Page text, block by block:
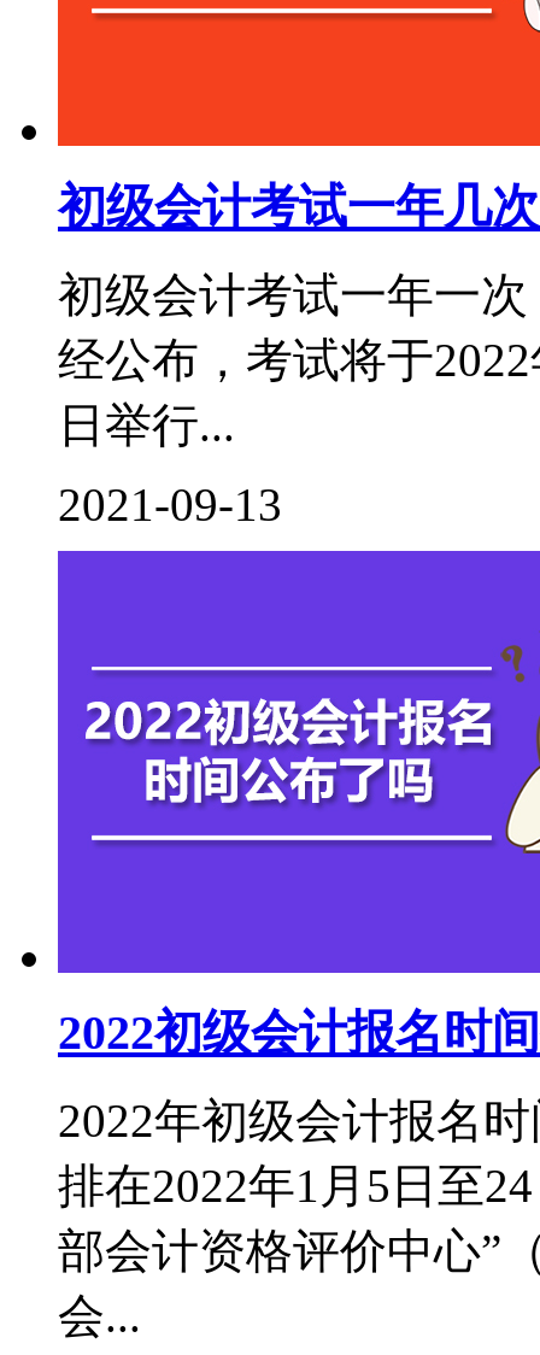
初级会计考试一年几
初级会计考试一年一
经公布，考试将于
日举行...
2021-09-13
2022初级会计报名时
2022年初级会计报名
排在2022年1月5日至
部会计资格评价中心”
会...